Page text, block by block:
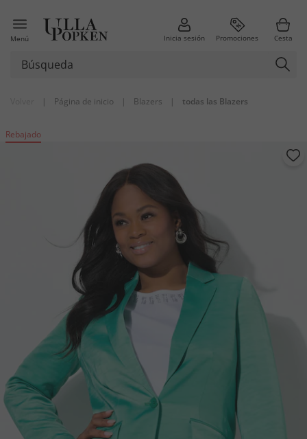
Menú Inicia sesión Promociones Cesta
| Página de inicio | Blazers | todas las Blazers
Rebajado